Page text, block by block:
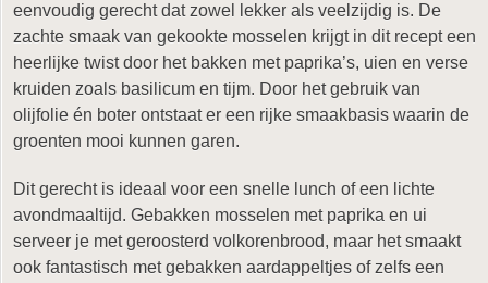
eenvoudig gerecht dat zowel lekker als veelzijdig is. De
zachte smaak van gekookte mosselen krijgt in dit recept een
heerlijke twist door het bakken met paprika’s, uien en verse
kruiden zoals basilicum en tijm. Door het gebruik van
olijfolie én boter ontstaat er een rijke smaakbasis waarin de
groenten mooi kunnen garen.
Dit gerecht is ideaal voor een snelle lunch of een lichte
avondmaaltijd. Gebakken mosselen met paprika en ui
serveer je met geroosterd volkorenbrood, maar het smaakt
ook fantastisch met gebakken aardappeltjes of zelfs een